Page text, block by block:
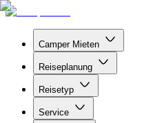
Camper Mieten
Reiseplanung
Reisetyp
Service